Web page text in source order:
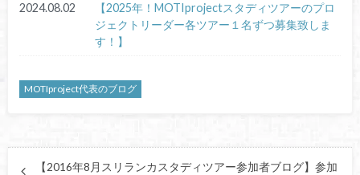
2024.08.02
【2025年！MOTIprojectスタディツアーのプロ
ジェクトリーダー各ツアー１名ずつ募集致しま
す！】
MOTIproject代表のブログ
【2016年8月スリランカスタディツアー参加者ブログ】参加